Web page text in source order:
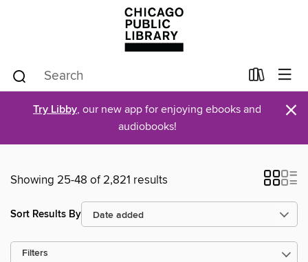
Try Libby, our new app for enjoying ebooks and
audiobooks!
×
Showing 25-48 of 2,821 results
Sort Results By
Filters